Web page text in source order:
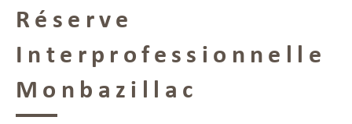
Réserve
Interprofessionnelle
Monbazillac